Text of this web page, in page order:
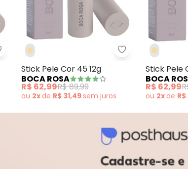
Rosa - Stick Pele Cor 06 12gBoca Rosa -
Stick Pele Cor 45 12g
BOCA ROSA
R$ 62,99R$ 89,99
ou 2xde R$ 31,49sem juros
Stick Pele
BOCA
R$ 62,99
ou 2xde
-30%